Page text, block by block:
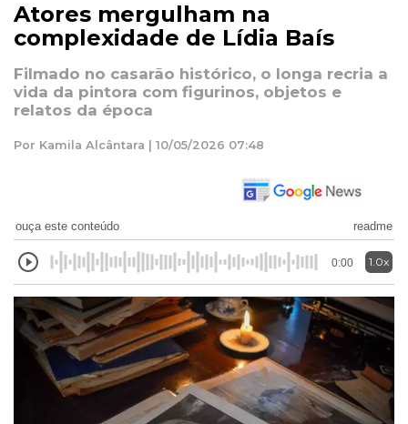
Atores mergulham na
complexidade de Lídia Baís
Filmado no casarão histórico, o longa recria a
vida da pintora com figurinos, objetos e
relatos da época
Por Kamila Alcântara | 10/05/2026 07:48
ouça este conteúdo readme
0:00 1.0x